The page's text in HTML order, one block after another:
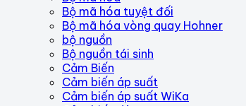
Bộ mã hóa tuyệt đối
Bộ mã hóa vòng quay Hohner
bộ nguồn
Bộ nguồn tái sinh
Cảm Biến
Cảm biến áp suất
Cảm biến áp suất WiKa